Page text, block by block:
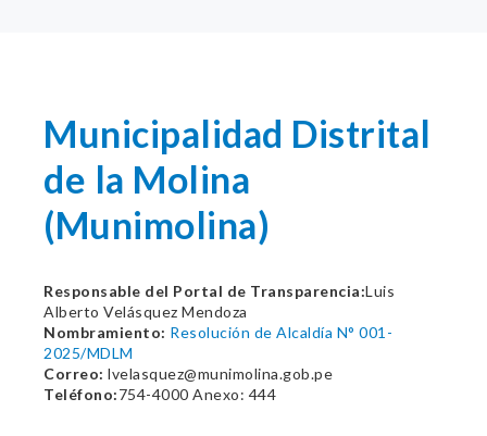
Municipalidad Distrital
de la Molina
(Munimolina)
Responsable del Portal de Transparencia:Luis
Alberto Velásquez Mendoza
Nombramiento: Resolución de Alcaldía N° 001-
2025/MDLM
Correo: lvelasquez@munimolina.gob.pe
Teléfono:754-4000 Anexo: 444